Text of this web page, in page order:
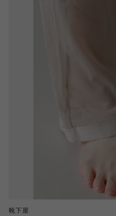
靴下屋